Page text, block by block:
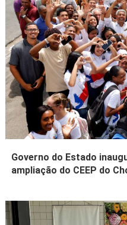
Governo do Estado
ampliação do CEEP do